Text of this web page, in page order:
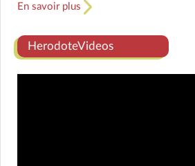
En savoir plus
HerodoteVideos